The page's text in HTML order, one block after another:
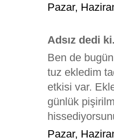
Pazar,
Adsız dedi
Ben de
tuz ekledim
etkisi var.
günlük
Pazar,